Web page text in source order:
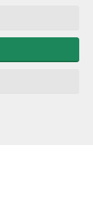
der SED-